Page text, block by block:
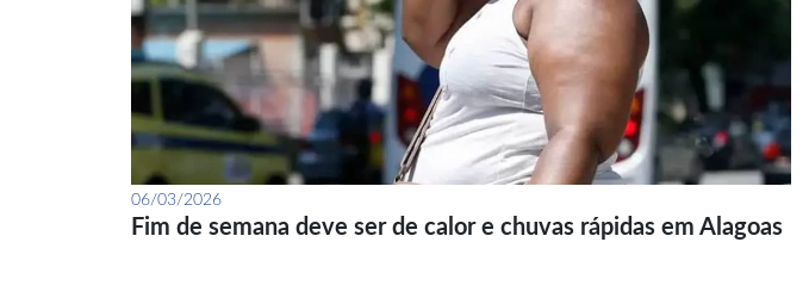
06/03/2026
Fim de semana deve ser de calor e chuvas rápidas em Alagoas